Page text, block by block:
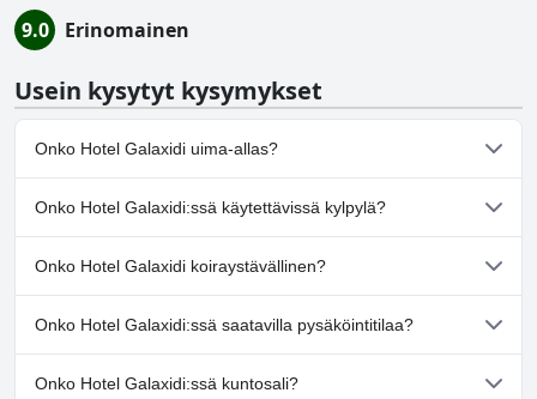
9.0 Erinomainen
Usein kysytyt kysymykset
Onko Hotel Galaxidi uima-allas?
Ei, Hotel Galaxidi ei ole uima-allasta.
Onko Hotel Galaxidi:ssä käytettävissä kylpylä?
Ei, Hotel Galaxidi ei tarjoa kylpylää.
Onko Hotel Galaxidi koiraystävällinen?
Ei, Hotel Galaxidi ei salli koiria.
Onko Hotel Galaxidi:ssä saatavilla pysäköintitilaa?
Kyllä, Hotel Galaxidi tarjoaa pysäköintimahdollisuuden.
Onko Hotel Galaxidi:ssä kuntosali?